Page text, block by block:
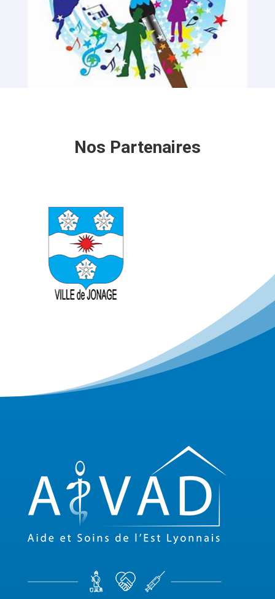
AIVAD propose des interventions à domicile d’un
ATELIER CULINAIRE
Fév 18, 2025
Atelier culinaire à Genas
Nos Partenaires